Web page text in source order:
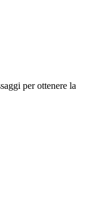
per ottenere la